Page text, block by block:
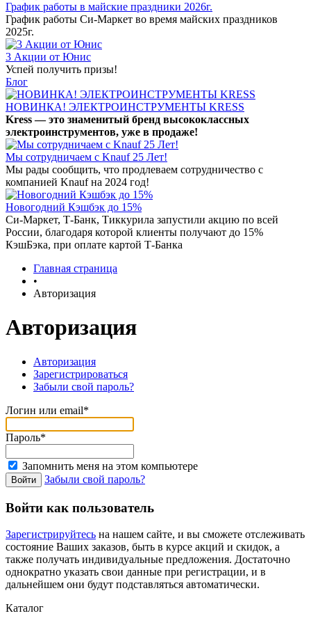
График работы в майские праздники 2026г.
График работы Си-Маркет во время майских праздников
2025г.
3 Акции от Юнис
Успей получить призы!
Блог
НОВИНКА! ЭЛЕКТРОИНСТРУМЕНТЫ KRESS
Kress — это знаменитый бренд высококлассных
электроинструментов, уже в продаже!
Мы сотрудничаем с Knauf 25 Лет!
Мы рады сообщить, что продлеваем сотрудничество с
компанией Knauf на 2024 год!
Новогодний Кэшбэк до 15%
Си-Маркет, Т-Банк, Тиккурила запустили акцию по всей
России, благодаря которой клиенты получают до 15%
КэшБэка, при оплате картой Т-Банка
Главная страница
•
Авторизация
Авторизация
Авторизация
Зарегистрироваться
Забыли свой пароль?
Логин или email*
Пароль*
Запомнить меня на этом компьютере
Забыли свой пароль?
Войти как пользователь
Зарегистрируйтесь на нашем сайте, и вы сможете отслеживать
состояние Ваших заказов, быть в курсе акций и скидок, а
также получать индивидуальные предложения. Достаточно
однократно указать свои данные при регистрации, и в
дальнейшем они будут подставляться автоматически.
Каталог